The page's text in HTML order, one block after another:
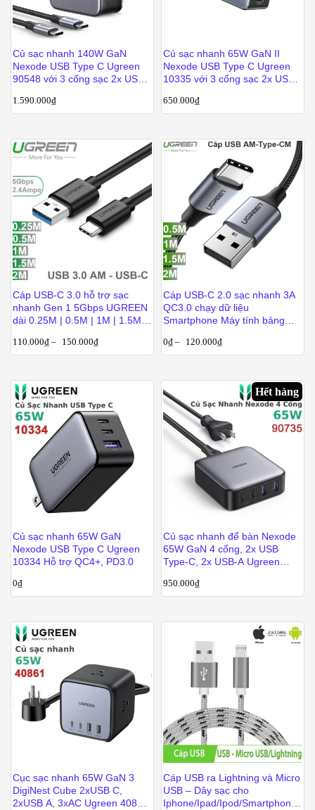
Củ sạc nhanh 140W GaN
Nexode USB Type C Ugreen
90548 với 3 cổng sạc 2x USB-
1.590.000₫
Củ sạc nhanh 65W GaN II
Nexode USB Type C Ugreen
10335 với 3 cổng sạc 2x USB-
650.000₫
Cáp USB-C 3.0 hỗ trợ sạc
nhanh Gen 1 5Gbps UGREEN
dài 0.25M | 0.5M | 1M | 1.5M |
110.000₫ – 150.000₫
Cáp USB-C 2.0 sạc nhanh 3A
QC3.0 chạy dữ liệu
Smartphone Máy tính bảng
0.25M-0.5M-1M-1.5M-2M
0₫ – 120.000₫
Củ sạc nhanh 65W GaN
Nexode USB Type C Ugreen
10334 Hỗ trợ QC4+, PD3.0
0₫
Hết hàng
Củ sạc nhanh để bàn Nexode
65W GaN 4 cổng, 2x USB
Type-C, 2x USB-A Ugreen
950.000₫
Cục sạc nhanh 65W GaN 3
DigiNest Cube 2xUSB C,
2xUSB A, 3xAC Ugreen 40861
Cáp USB ra Lightning và Micro
USB – Dây sạc cho
Iphone/Ipad/Ipod/Smartphone